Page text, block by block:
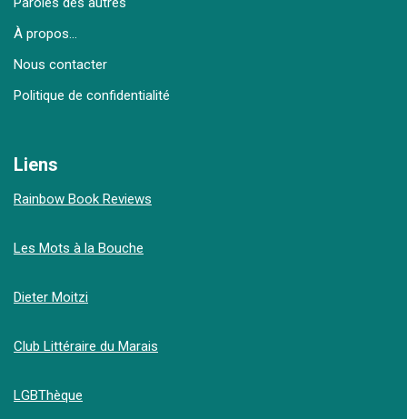
À propos…
Nous contacter
Politique de confidentialité
Liens
Rainbow Book Reviews
Les Mots à la Bouche
Dieter Moitzi
Club Littéraire du Marais
LGBThèque